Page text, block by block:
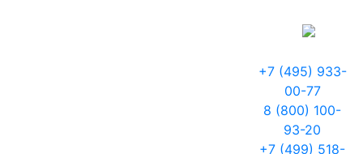
+7 (495) 933-
00-77
8 (800) 100-
93-20
+7 (499) 518-